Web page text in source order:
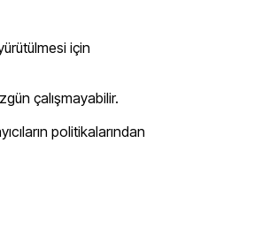
için
çalışmayabilir.
politikalarından